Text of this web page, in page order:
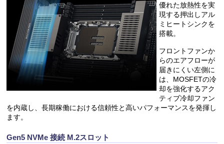
優れた放熱性を実
現する押出しアル
ミヒートシンクを
搭載。
フロントファンか
らのエアフローが
届きにくい左側に
は、MOSFETの冷
却を強化するアク
ティブ冷却ファン
を内蔵し、長期稼働における信頼性と高いパフォーマンスを発揮し
ます。
Gen5 NVMe 接続 M.2スロット